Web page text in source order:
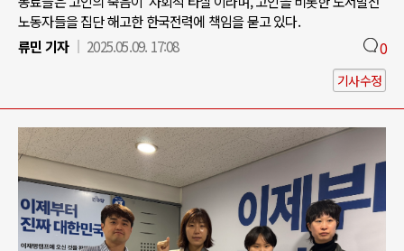
노동자들을 집단 해고한 한국전력에 책임을 묻고 있다.
류민 기자
2025.05.09. 17:08 0
기사수정